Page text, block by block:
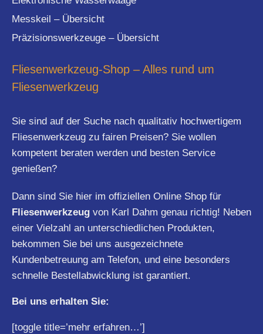
Messkeil – Übersicht
Präzisionswerkzeuge – Übersicht
Fliesenwerkzeug-Shop – Alles rund um
Fliesenwerkzeug
Sie sind auf der Suche nach qualitativ hochwertigem
Fliesenwerkzeug zu fairen Preisen? Sie wollen
kompetent beraten werden und besten Service
genießen?
Dann sind Sie hier im offiziellen Online Shop für
Fliesenwerkzeug von Karl Dahm genau richtig! Neben
einer Vielzahl an unterschiedlichen Produkten,
bekommen Sie bei uns ausgezeichnete
Kundenbetreuung am Telefon, und eine besonders
schnelle Bestellabwicklung ist garantiert.
Bei uns erhalten Sie:
[toggle title=’mehr erfahren…’]